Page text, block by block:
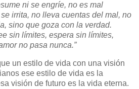
ni se engríe, no es mal
irrita, no lleva cuentas del mal, no
sino que goza con la verdad.
sin límites, espera sin límites,
no pasa nunca.”
un estilo de vida con una visión
ese estilo de vida es la
visión de futuro es la vida eterna.